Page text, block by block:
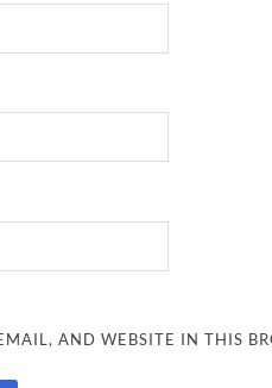
AND WEBSITE IN THIS